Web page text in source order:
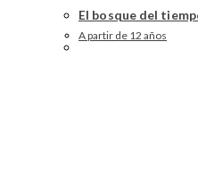
El bosque del
A partir de 12 años